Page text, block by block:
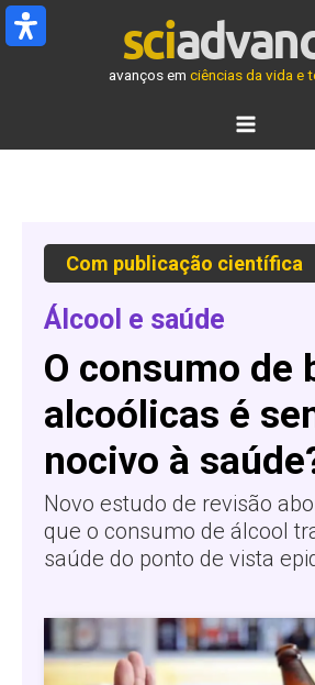
Ir
para
avanços em ciências da vida e
Com publicação científica
Álcool e saúde
O consumo de
alcoólicas é
nocivo à
Novo estudo de revisão
que o consumo de álcool
saúde do ponto de vista